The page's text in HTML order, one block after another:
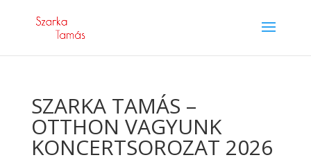
SZARKA TAMÁS –
OTTHON VAGYUNK
KONCERTSOROZAT 2026